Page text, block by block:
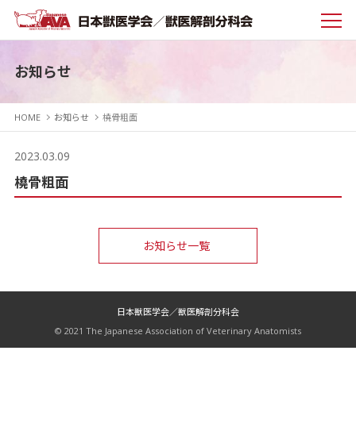
お知らせ
HOME お知らせ 橈骨粗面
2023.03.09
橈骨粗面
お知らせ一覧
日本獣医学会／獣医解剖分科会
© 2021 The Japanese Association of Veterinary Anatomists